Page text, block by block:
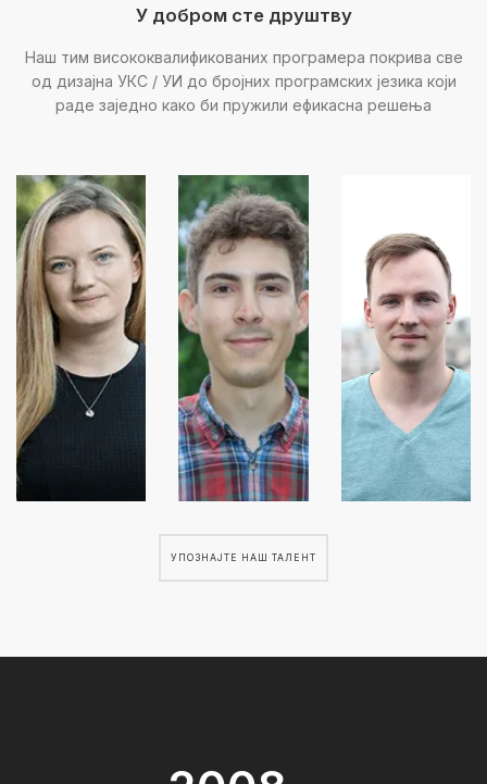
У добром сте друштву
Наш тим висококвалификованих програмера покрива све
од дизајна УКС / УИ до бројних програмских језика који
раде заједно како би пружили ефикасна решења
УПОЗНАЈТЕ НАШ ТАЛЕНТ